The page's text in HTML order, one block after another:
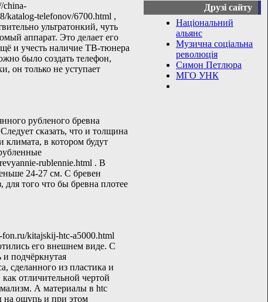
china-
katalog-telefonov/6700.html ,
ультратонкий, чуть
аппарат. Это делает его
и учесть наличие ТВ-тюнера
было создать телефон,
он только не уступает
рубленого бревна
сказать, что и толщина
климата, в котором будут
rublennie.html . В
24-27 см. С бревен
для того что бы бревна плотее
kitajskij-htc-a5000.html
его внешнем виде. С
и подчёркнутая
сделанного из пластика и
отличительной чертой
А материалы в htc
на ощупь и при этом
Друзі сайту
Національний
альянс
Музична соціальна
революція
Симон Петлюра
МГО УНК